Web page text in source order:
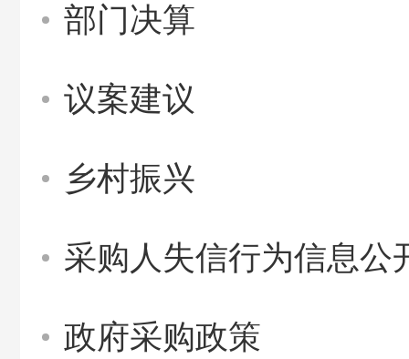
部门决算
议案建议
乡村振兴
采购人失信行为信息公
政府采购政策